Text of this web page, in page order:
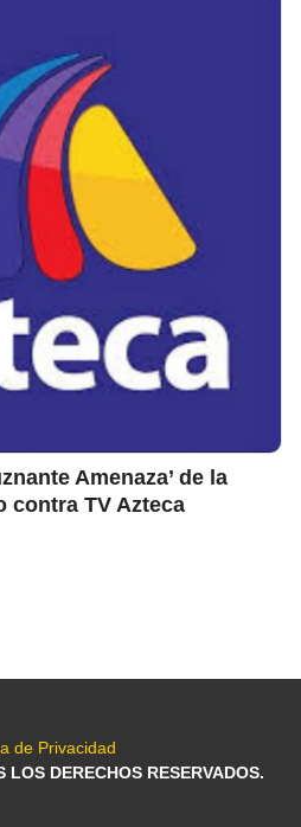
Amenaza’ de la
contra TV Azteca
de Privacidad
DERECHOS RESERVADOS.